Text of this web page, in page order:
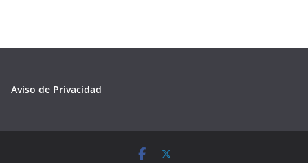
Aviso de Privacidad